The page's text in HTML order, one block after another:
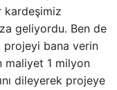
kardeşimiz
geliyordu. Ben de
projeyi bana verin
maliyet 1 milyon
dileyerek projeye